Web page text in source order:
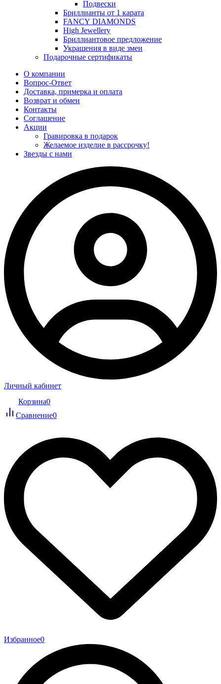
Подвески
Бриллианты от 1 карата
FANCY DIAMONDS
High Jewellery
Бриллиантовое предложение
Украшения в виде змеи
Подарочные сертификаты
О компании
Вопрос-Ответ
Доставка, примерка и оплата
Возврат и обмен
Контакты
Соглашение
Акции
Гравировка в подарок
Желаемое изделие в рассрочку!
Звезды с нами
Личный кабинет
Корзина0
Сравнение0
Избранное0